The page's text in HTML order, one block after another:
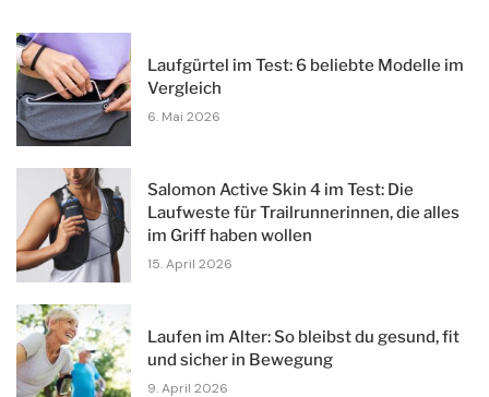
Laufgürtel im Test: 6 beliebte Modelle im
Vergleich
6. Mai 2026
Salomon Active Skin 4 im Test: Die
Laufweste für Trailrunnerinnen, die alles
im Griff haben wollen
15. April 2026
Laufen im Alter: So bleibst du gesund, fit
und sicher in Bewegung
9. April 2026